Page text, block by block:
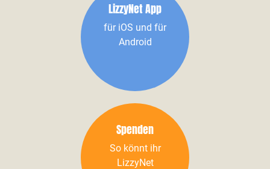
LizzyNet App
für iOS und für
Android
Spenden
So könnt ihr
LizzyNet